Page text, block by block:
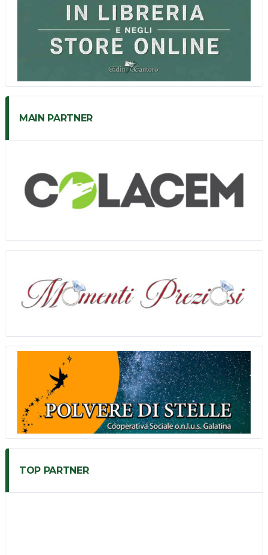
MAIN PARTNER
TOP PARTNER